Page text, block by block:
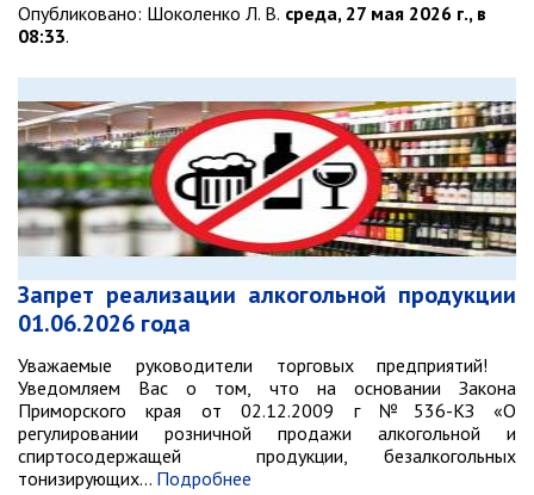
МИФНС № 16 по ПК
страхования
Отдел статистики
Отделение КГКУ "ПЦЗН" в г.
Партизанске
Росреестр
Новости
Анонсы
Публичные слушания
Опросы
ПОСЛЕДНИЕ МАТЕРИАЛЫ
Последние материалы
Опубликовано: Шоколенко Л. В. среда, 27 мая 2026 г., в
08:33.
Запрет реализации алкогольной продукции
01.06.2026 года
Уважаемые руководители торговых предприятий!
Уведомляем Вас о том, что на основании Закона
Приморского края от 02.12.2009 г №536-КЗ «О
регулировании розничной продажи алкогольной и
спиртосодержащей продукции, безалкогольных
тонизирующих… Подробнее